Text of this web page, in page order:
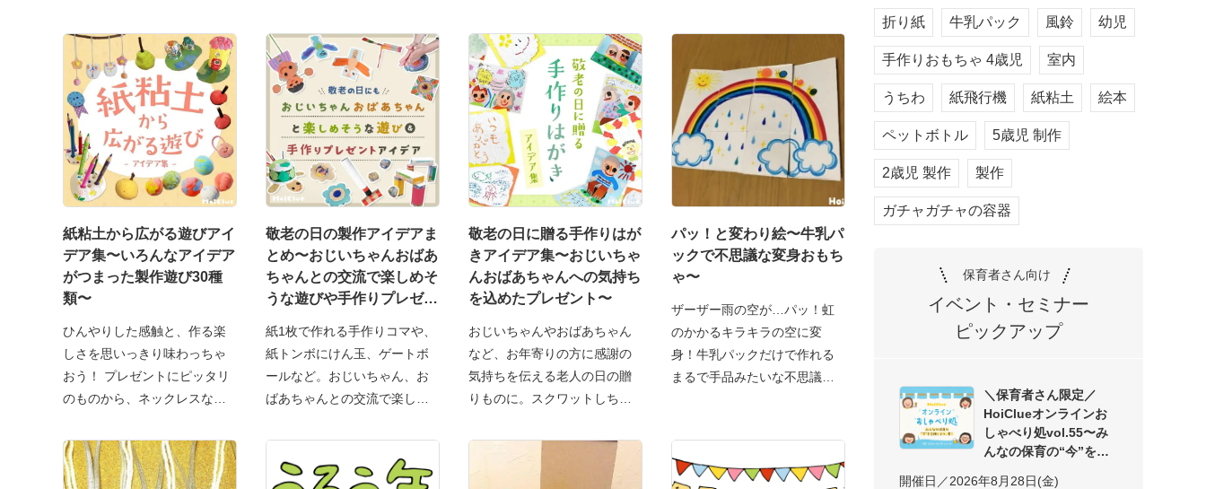
紙粘土から広がる遊びアイ
デア集〜いろんなアイデア
がつまった製作遊び30種
類〜
ひんやりした感触と、作る楽
しさを思いっきり味わっちゃ
おう！ プレゼントにピッタリ
のものから、ネックレスな
敬老の日の製作アイデアま
とめ〜おじいちゃんおばあ
ちゃんとの交流で楽しめそ
うな遊びや手作りプレゼン
紙1枚で作れる手作りコマや、
紙トンボにけん玉、ゲートボ
ールなど。おじいちゃん、お
ばあちゃんとの交流で楽し
敬老の日に贈る手作りはが
きアイデア集〜おじいちゃ
んおばあちゃんへの気持ち
を込めたプレゼント〜
おじいちゃんやおばあちゃん
など、お年寄りの方に感謝の
気持ちを伝える老人の日の贈
りものに。スクワットしちゃ
パッ！と変わり絵〜牛乳パ
ックで不思議な変身おもち
ゃ〜
ザーザー雨の空が…パッ！虹
のかかるキラキラの空に変
身！牛乳パックだけで作れる
まるで手品みたいな不思議な
折り紙 牛乳パック 風鈴 幼児
手作りおもちゃ 4歳児 室内
うちわ 紙飛行機 紙粘土 絵本
ペットボトル 5歳児 制作
2歳児 製作 製作
ガチャガチャの容器
保育者さん向け
イベント・セミナー
ピックアップ
＼保育者さん限定／
HoiClueオンラインお
しゃべり処vol.55〜み
んなの保育の“今”を交
開催日／2026年8月28日(金)